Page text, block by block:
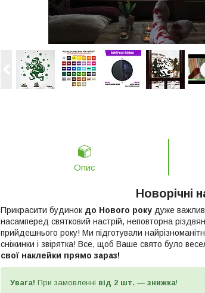
Опис
Новорічні
Прикрасити будинок до Нового року дуже
насамперед святковий настрій, неповторна
прийдешнього року! Ми підготували
сніжинки і звірятка! Все, щоб Ваше свято було
свої наклейки прямо зараз!
Увага! При замовленні від 2 шт. — знижка!